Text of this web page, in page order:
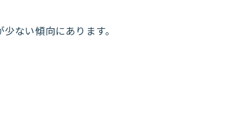
ない傾向にあります。